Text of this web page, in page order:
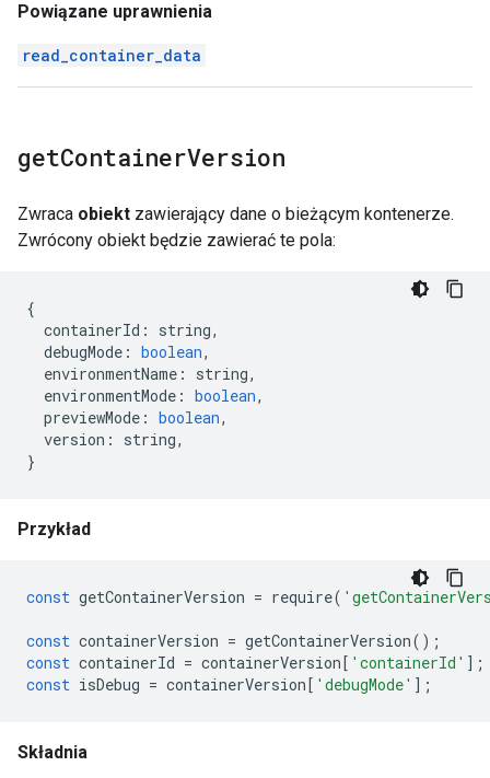
Powiązane uprawnienia
read_container_data
getContainerVersion
Zwraca obiekt zawierający dane o bieżącym kontenerze.
Zwrócony obiekt będzie zawierać te pola:
{
containerId : string,
debugMode : boolean,
environmentName : string,
environmentMode : boolean,
previewMode : boolean,
version : string,
}
Przykład
const getContainerVersion = require(
const containerVersion = getContainerVersion();
const containerId = containerVersion[ 'containerId' ];
const isDebug = containerVersion[ 'debugMode' ];
Składnia